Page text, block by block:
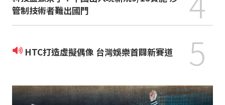
管制技術者難出國門
HTC打造虛擬偶像 台灣娛樂首闢新賽道 5